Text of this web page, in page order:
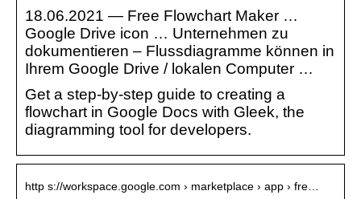
18.06.2021 — Free Flowchart Maker …
Google Drive icon … Unternehmen zu
dokumentieren – Flussdiagramme können in
Ihrem Google Drive / lokalen Computer …
Get a step-by-step guide to creating a
flowchart in Google Docs with Gleek, the
diagramming tool for developers.
http s://workspace.google.com › marketplace › app › fre…